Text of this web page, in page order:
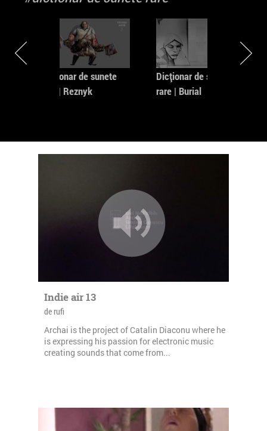
Dicționar de sunete
rare | Reznyk
Dicționar de sunete
rare | Burial
Indie air 13
de rufi
Archai is the project of Catalin Diaconu where he
is expressing his passion for electronic music
creating sounds that come from...